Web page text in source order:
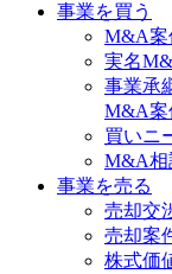
事業を買う
M&A案
実名
事業承
M&A案
買いニ
M&A相
事業を売る
売却交
売却案
株式価